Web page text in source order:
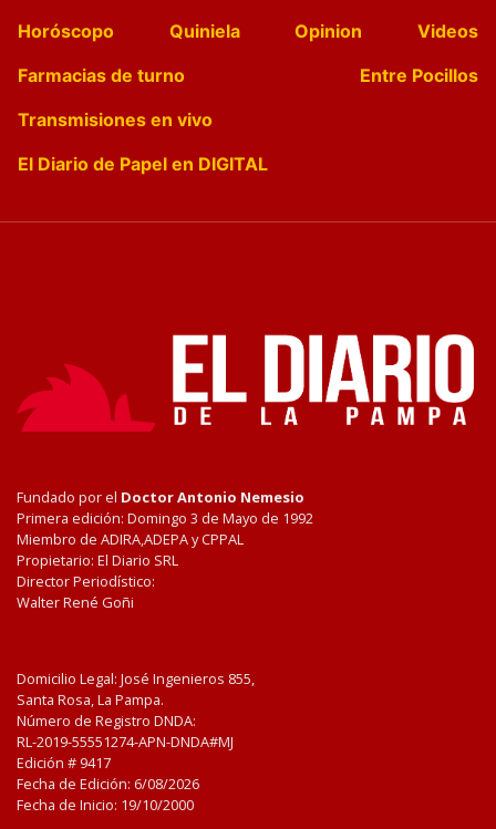
Horóscopo
Quiniela Opinion
Videos
Farmacias de turno
Entre Pocillos
Transmisiones en vivo
El Diario de Papel en DIGITAL
Fundado por el Doctor Antonio Nemesio
Primera edición: Domingo 3 de Mayo de 1992
Miembro de ADIRA,ADEPA y CPPAL
Propietario: El Diario SRL
Director Periodístico:
Walter René Goñi
Domicilio Legal: José Ingenieros 855,
Santa Rosa, La Pampa.
Número de Registro DNDA:
RL-2019-55551274-APN-DNDA#MJ
Edición # 9417
Fecha de Edición: 6/08/2026
Fecha de Inicio: 19/10/2000